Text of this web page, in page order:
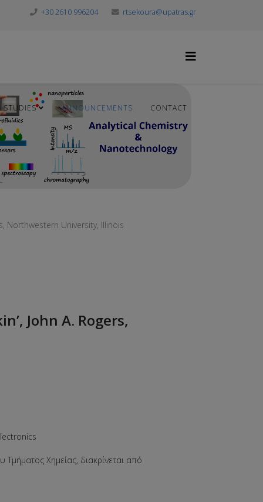
+30 2610 996204 rtsekoura@upatras.gr
STUDIES ANNOUNCEMENTS CONTACT
Northwestern University, Illinois
John A. Rogers,
Τμήματος Χημείας, διακρίνεται από